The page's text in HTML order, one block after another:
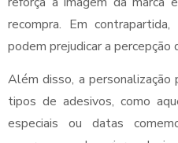
recompra. Em
podem prejudicar a percepção
Além disso, a
tipos de adesivos, como
especiais ou datas